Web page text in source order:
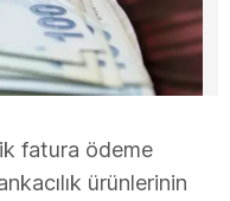
fatura ödeme
ürünlerinin